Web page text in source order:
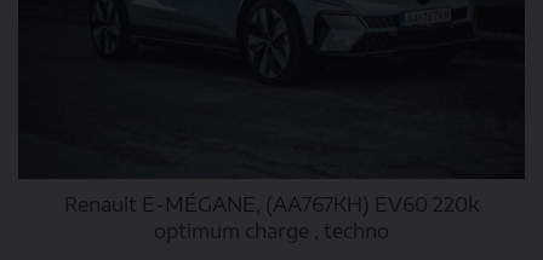
Renault E-MÉGANE, (AA767KH) EV60 220k
optimum charge , techno